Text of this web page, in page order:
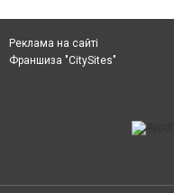
Реклама на сайті
Франшиза "CitySites"